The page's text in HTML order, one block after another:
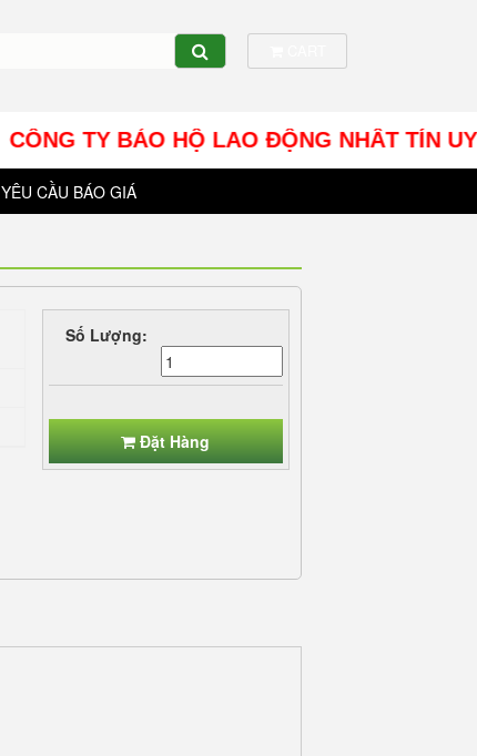
TY BẢO HỘ LAO ĐỘNG NHÂT TÍN UY
YÊU CẦU BÁO GIÁ
Số Lượng:
Đặt Hàng